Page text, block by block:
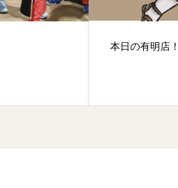
2022年11月6